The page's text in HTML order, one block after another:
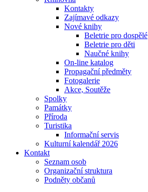
Kontakty
Zajímavé odkazy
Nové knihy
Beletrie pro dospělé
Beletrie pro děti
Naučné knihy
On-line katalog
Propagační předměty
Fotogalerie
Akce, Soutěže
Spolky
Památky
Příroda
Turistika
Informační servis
Kulturní kalendář 2026
Kontakt
Seznam osob
Organizační struktura
Podněty občanů